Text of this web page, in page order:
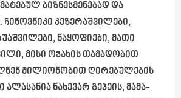
ბიზნესმენებად და
კეზერაშვილები,
ნაყოფიები, მათი
მისი ოჯახის თამადობით
მილიონობით ღირებულების
ალასანია ნახევარ გეპეის, მამა-